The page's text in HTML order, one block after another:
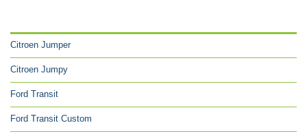
Citroen Jumper
Citroen Jumpy
Ford Transit
Ford Transit Custom